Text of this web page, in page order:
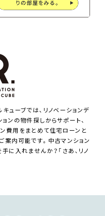
ューブでは、リノベーションデ
ンの物件探しからサポート、
費用をまとめて住宅ローンと
案内可能です。中古マンション
に入れませんか？「さあ、リノ